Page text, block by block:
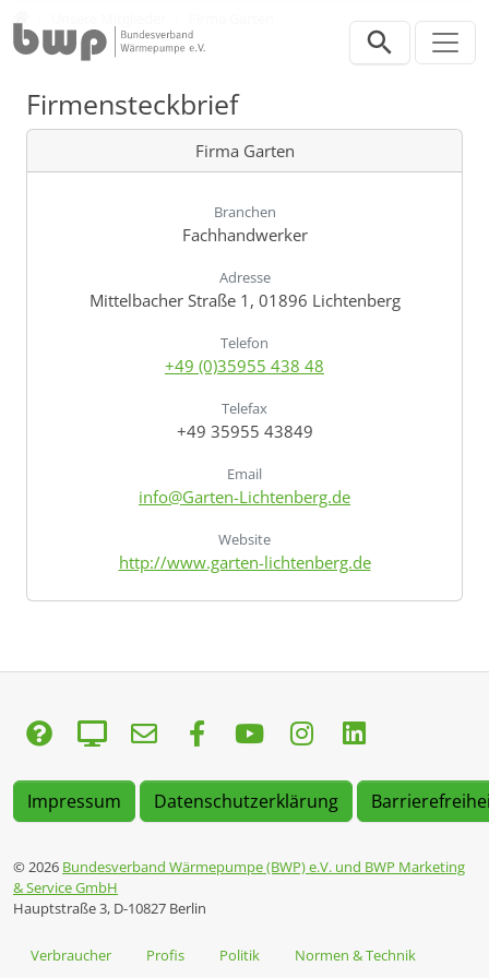
Firmensteckbrief
Firma Garten
Branchen
Fachhandwerker
Adresse
Mittelbacher Straße 1, 01896 Lichtenberg
Telefon
+49 (0)35955 438 48
Telefax
+49 35955 43849
Email
info@Garten-Lichtenberg.de
Website
http://www.garten-lichtenberg.de
Impressum Datenschutzerklärung
© 2026 Bundesverband Wärmepumpe (BWP) e.V. und BWP Marketing
& Service GmbH
Hauptstraße 3, D-10827 Berlin
Verbraucher Profis Politik Normen & Technik